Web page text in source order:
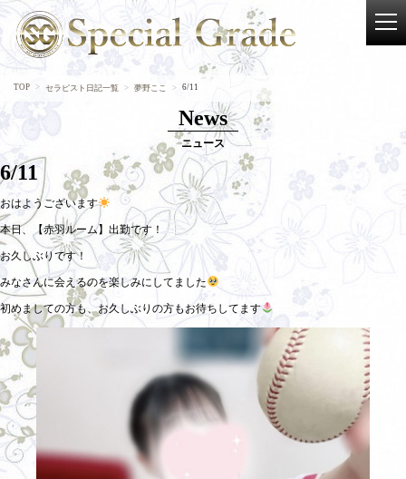
TOP セラピスト日記一覧 夢野ここ 6/11
News
ニュース
6/11
おはようございます
本日、【赤羽ルーム】出勤です！
お久しぶりです！
みなさんに会えるのを楽しみにしてました
初めましての方も、お久しぶりの方もお待ちしてます